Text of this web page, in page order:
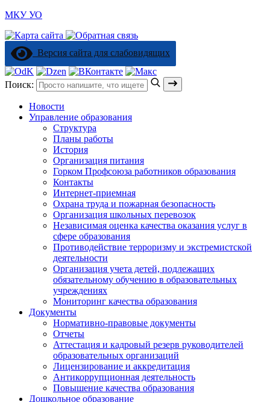
МКУ УО
Версия сайта для слабовидящих
Поиск:
Новости
Управление образования
Структура
Планы работы
История
Организация питания
Горком Профсоюза работников образования
Контакты
Интернет-приемная
Охрана труда и пожарная безопасность
Организация школьных перевозок
Независимая оценка качества оказания услуг в
сфере образования
Противодействие терроризму и экстремистской
деятельности
Организация учета детей, подлежащих
обязательному обучению в образовательных
учреждениях
Мониторинг качества образования
Документы
Нормативно-правовые документы
Отчеты
Аттестация и кадровый резерв руководителей
образовательных организаций
Лицензирование и аккредитация
Антикоррупционная деятельность
Повышение качества образования
Дошкольное образование